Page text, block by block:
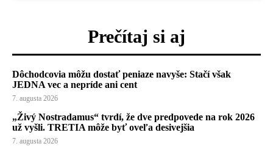
Prečítaj si aj
Dôchodcovia môžu dostať peniaze navyše: Stačí však
JEDNA vec a nepríde ani cent
7. augusta 2026
„Živý Nostradamus“ tvrdí, že dve predpovede na rok 2026
už vyšli. TRETIA môže byť oveľa desivejšia
7. augusta 2026